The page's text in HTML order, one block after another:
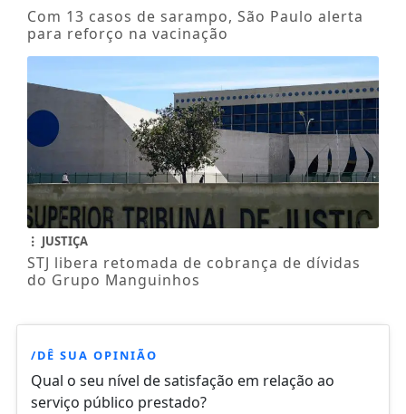
Com 13 casos de sarampo, São Paulo alerta
para reforço na vacinação
JUSTIÇA
STJ libera retomada de cobrança de dívidas
do Grupo Manguinhos
/DÊ SUA OPINIÃO
Qual o seu nível de satisfação em relação ao
serviço público prestado?